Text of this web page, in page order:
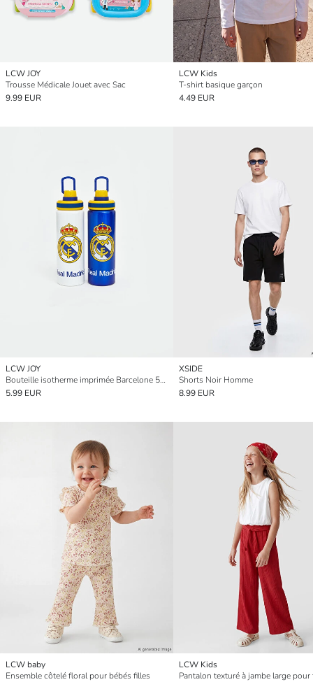
LCW JOY
Trousse Médicale Jouet avec Sac
9.99 EUR
LCW Kids
T-shirt basique garçon
4.49 EUR
LCW JOY
Bouteille isotherme imprimée Barcelone 500 ml
5.99 EUR
XSIDE
Shorts Noir Homme
8.99 EUR
LCW baby
Ensemble côtelé floral pour bébés filles
LCW Kids
Pantalon texturé à jambe large pour